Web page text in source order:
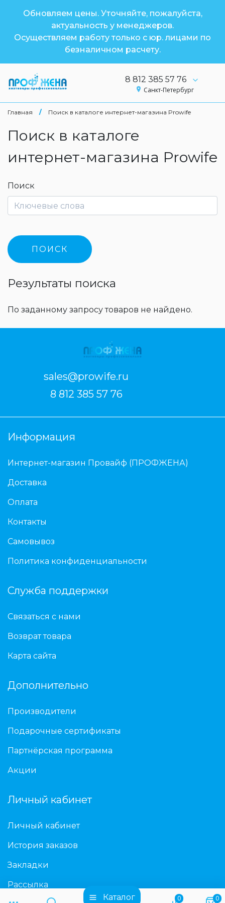
Обновляем цены. Уточняйте, пожалуйста,
актуальность у менеджеров.
Осуществляем работу только с юр. лицами по
безналичном расчету.
8 812 385 57 76
Санкт-Петербург
Каталог 0 0
Главная / Поиск в каталоге интернет-магазина Prowife
Поиск в каталоге
интернет-магазина Prowife
Поиск
Результаты поиска
По заданному запросу товаров не найдено.
sales@prowife.ru
8 812 385 57 76
Информация
Интернет-магазин Провайф (ПРОФЖЕНА)
Доставка
Оплата
Контакты
Самовывоз
Политика конфиденциальности
Служба поддержки
Связаться с нами
Возврат товара
Карта сайта
Дополнительно
Производители
Подарочные сертификаты
Партнёрская программа
Акции
Личный кабинет
Личный кабинет
История заказов
Закладки
Рассылка